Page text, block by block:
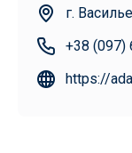
г.
+38 (097)
https://